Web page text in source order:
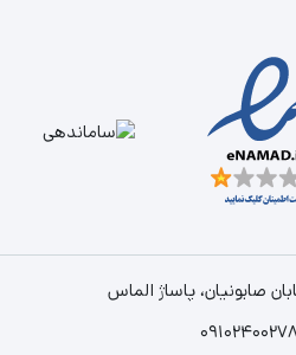
صابونیان، پاساژ الماس